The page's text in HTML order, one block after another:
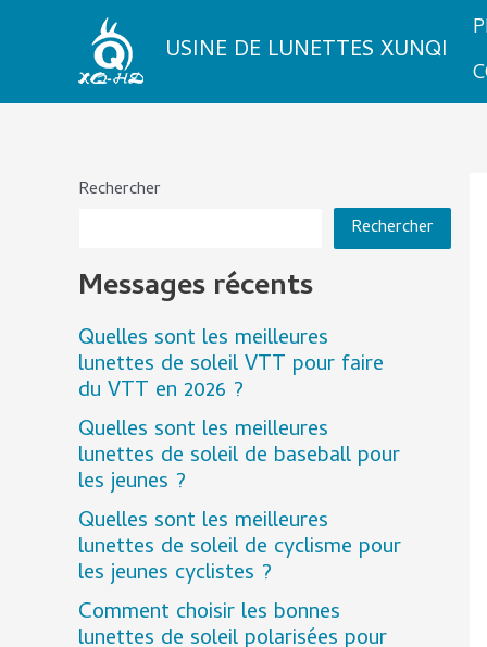
USINE DE LUNETTES XUNQI
Rechercher
Rechercher
Messages récents
Quelles sont les meilleures
lunettes de soleil VTT pour faire
du VTT en 2026 ?
Quelles sont les meilleures
lunettes de soleil de baseball pour
les jeunes ?
Quelles sont les meilleures
lunettes de soleil de cyclisme pour
les jeunes cyclistes ?
Comment choisir les bonnes